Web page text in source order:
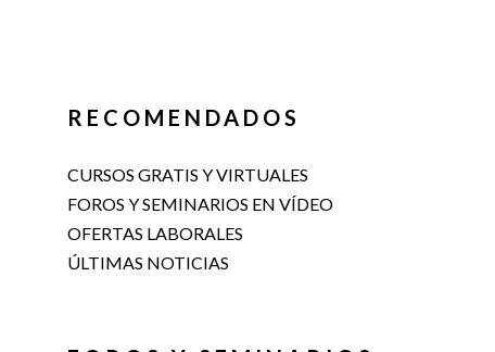
RECOMENDADOS
CURSOS GRATIS Y VIRTUALES
FOROS Y SEMINARIOS EN VÍDEO
OFERTAS LABORALES
ÚLTIMAS NOTICIAS